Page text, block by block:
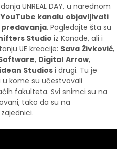
UNREAL DAY, u narednom
YouTube kanalu objavljivati
. Pogledajte šta su
Studio iz Kanade, ali i
UE kreacije: Sava Živković,
, Digital Arrow,
Studios i drugi. Tu je
kome su učestvovali
fakulteta. Svi snimci su na
tako da su na